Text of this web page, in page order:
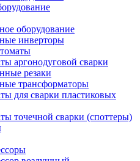
оборудование
инверторы
аргонодуговой сварки
резаки
трансформаторы
для сварки пластиковых
точечной сварки (споттеры)